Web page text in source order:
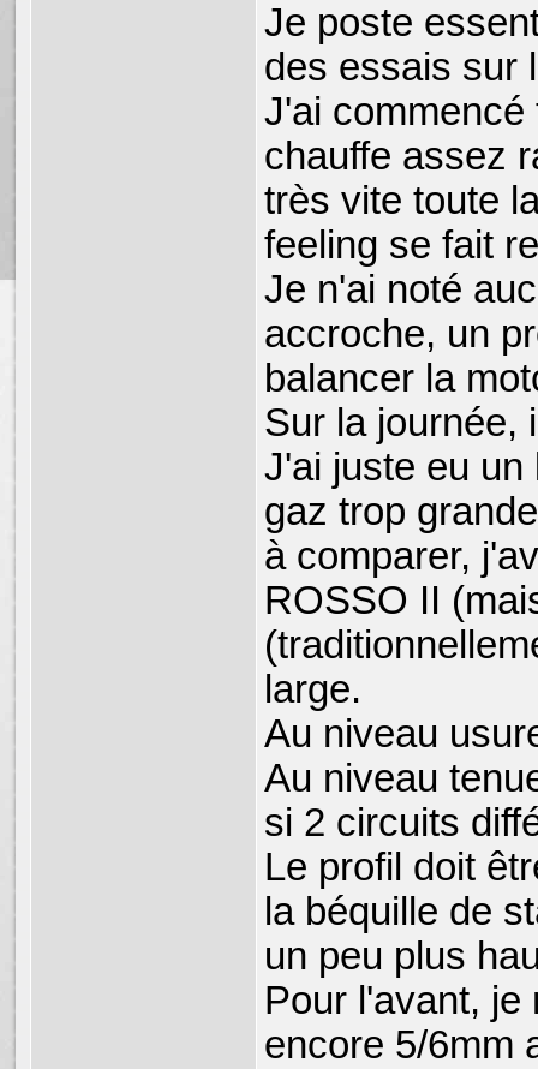
Je poste
des essais sur
J'ai commencé
chauffe assez
très vite toute
feeling se fait
Je n'ai noté
accroche, un
balancer la
Sur la journée,
J'ai juste eu un
gaz trop
à comparer,
ROSSO II
large.
Au niveau
Au niveau
si 2 circuits
Le profil doit
la béquille de
un peu plus
Pour l'avant, je
encore 5/6mm